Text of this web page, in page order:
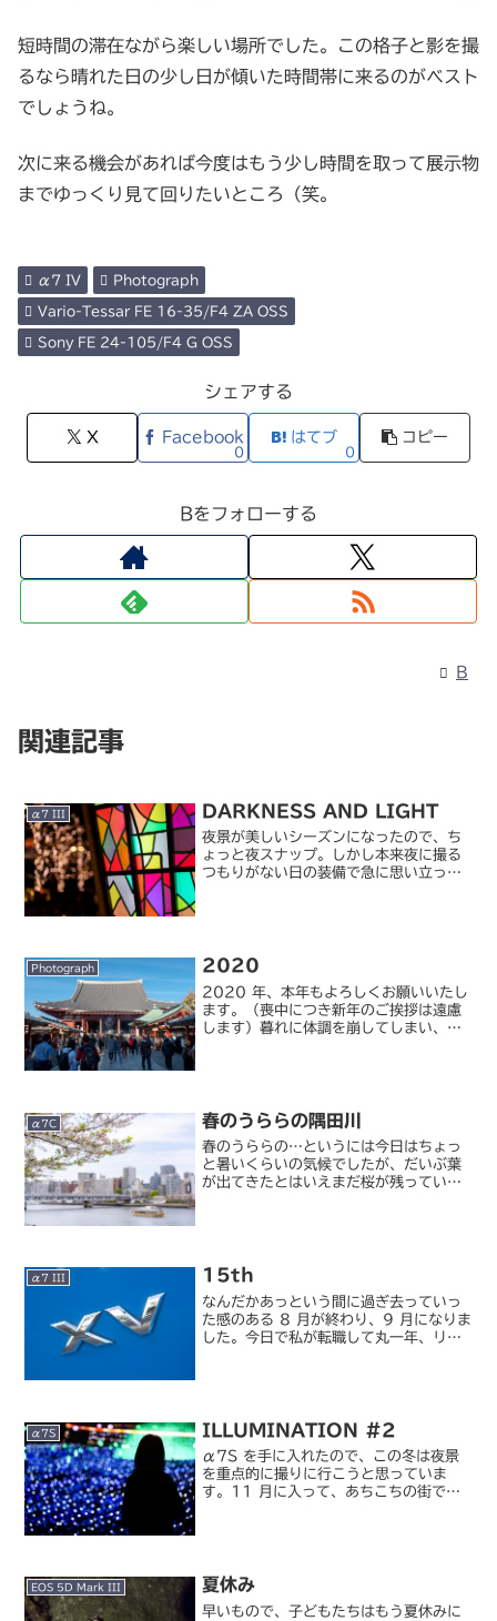
短時間の滞在ながら楽しい場所でした。この格子と影を撮
るなら晴れた日の少し日が傾いた時間帯に来るのがベスト
でしょうね。
次に来る機会があれば今度はもう少し時間を取って展示物
までゆっくり見て回りたいところ（笑。
α7 IV Photograph
Vario-Tessar FE 16-35/F4 ZA OSS
Sony FE 24-105/F4 G OSS
シェアする
X Facebook
0
はてブ
0
コピー
Bをフォローする
B
関連記事
α7 III DARKNESS AND LIGHT
夜景が美しいシーズンになったので、ち
ょっと夜スナップ。しかし本来夜に撮る
つもりがない日の装備で急に思い立った
Photograph 2020
2020 年、本年もよろしくお願いいたし
ます。（喪中につき新年のご挨拶は遠慮
します）暮れに体調を崩してしまい、年
α7C 春のうららの隅田川
春のうららの…というには今日はちょっ
と暑いくらいの気候でしたが、だいぶ葉
が出てきたとはいえまだ桜が残っている
α7 III 15th
なんだかあっという間に過ぎ去っていっ
た感のある 8 月が終わり、9 月になりま
した。今日で私が転職して丸一年、リモ
α7S ILLUMINATION #2
α7S を手に入れたので、この冬は夜景
を重点的に撮りに行こうと思っていま
す。11 月に入って、あちこちの街でラ
EOS 5D Mark III 夏休み
早いもので、子どもたちはもう夏休みに